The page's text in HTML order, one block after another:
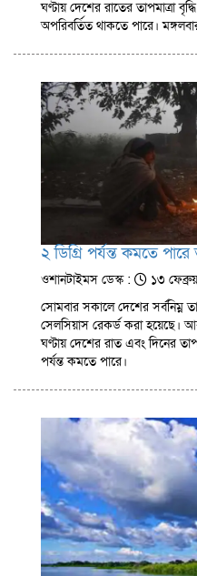
ঘণ্টায় দেশের রাতের তাপমাত্রা
অপরিবর্তিত থাকতে পারে।
২ ডিগ্রি পর্যন্ত কমতে পারে
ওশানটাইমস ডেস্ক :
১৩
সোমবার সকালে দেশের সর্বনিম্ন
সেলসিয়াস রেকর্ড করা হয়েছে।
ঘণ্টায় দেশের রাত এবং দিনের
পর্যন্ত কমতে পারে।